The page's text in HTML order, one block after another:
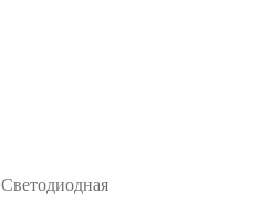
Светодиодная